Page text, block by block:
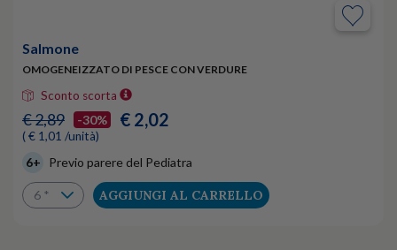
Salmone
OMOGENEIZZATO DI PESCE CON VERDURE
Sconto scorta
€ 2,89 -30% € 2,02
( € 1,01 /unità)
6+ Previo parere del Pediatra
AGGIUNGI AL CARRELLO